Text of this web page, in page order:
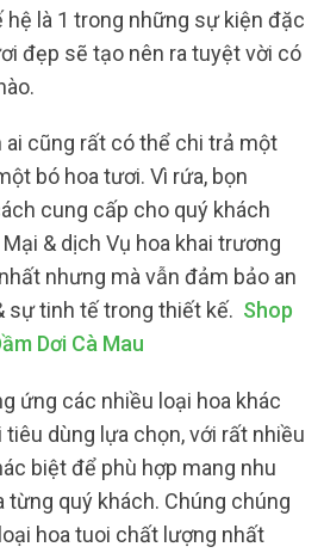
hệ là 1 trong những sự kiện đặc
đẹp sẽ tạo nên ra tuyệt vời có
ai cũng rất có thể chi trả một
bó hoa tươi. Vì rứa, bọn
cung cấp cho quý khách
& dịch Vụ hoa khai trương
nhưng mà vẫn đảm bảo an
sự tinh tế trong thiết kế. Shop
Dơi Cà Mau
ứng các nhiều loại hoa khác
dùng lựa chọn, với rất nhiều
biệt để phù hợp mang nhu
từng quý khách. Chúng chúng
hoa tuoi chất lượng nhất